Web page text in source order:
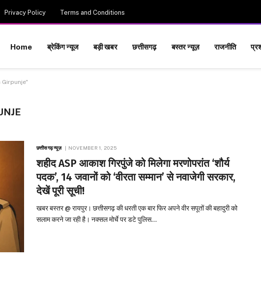
Privacy Policy Terms and Conditions
Home ब्रेकिंग न्यूज बड़ी खबर छत्तीसगढ़ बस्तर न्यूज़ राजनीति
Girpunje"
छत्तीसगढ़ न्यूज़ NOVEMBER 1, 2025
शहीद ASP आकाश गिरपुंजे को मिलेगा मरणोपरांत ‘शौर्य
पदक’, 14 जवानों को ‘वीरता सम्मान’ से नवाजेगी सरकार,
देखें पूरी सूची!
खबर बस्तर @ रायपुर। छत्तीसगढ़ की धरती एक बार फिर अपने वीर सपूतों की बहादुरी को
सलाम करने जा रही है। नक्सल मोर्चे पर डटे पुलिस…